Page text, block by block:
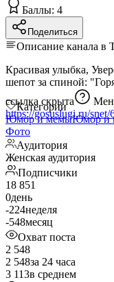
Баллы: 4
Поделиться
Описание канала в
Красивая улыбка,
ссылка скрыта
https://gosuslugi.ru/snet/
Категории
Юмор и мемыЮмор и
Фото
Аудитория
Женская аудитория
Подписчики
18 851
0день
-224неделя
-548месяц
Охват поста
2 548
2 548за 24 часа
3 113в среднем